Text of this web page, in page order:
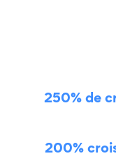
250% de
200%